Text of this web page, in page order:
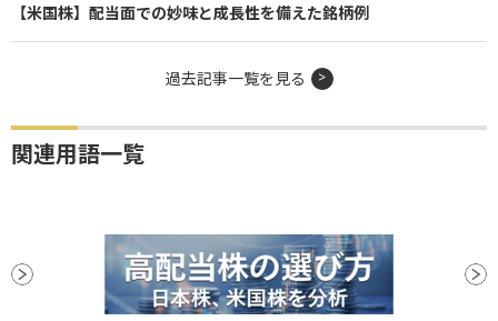
【米国株】配当面での妙味と成長性を備えた銘柄例
過去記事一覧を見る
関連用語一覧